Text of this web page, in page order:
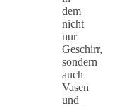
dem
nicht
nur
Geschirr,
sondern
auch
Vasen
und